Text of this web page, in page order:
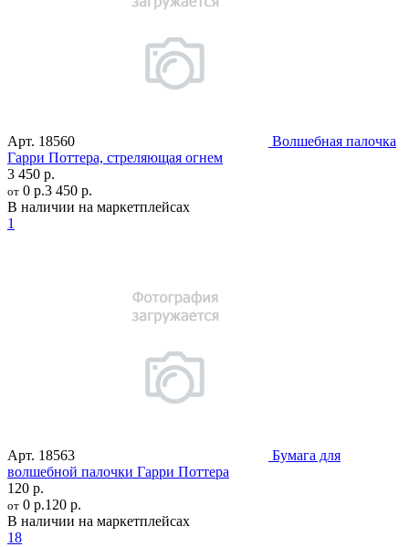
Арт. 18560
Волшебная палочка
Гарри Поттера, стреляющая огнем
3 450 р.
от 0 р.3 450 р.
В наличии на маркетплейсах
1
Арт. 18563
Бумага для
волшебной палочки Гарри Поттера
120 р.
от 0 р.120 р.
В наличии на маркетплейсах
18